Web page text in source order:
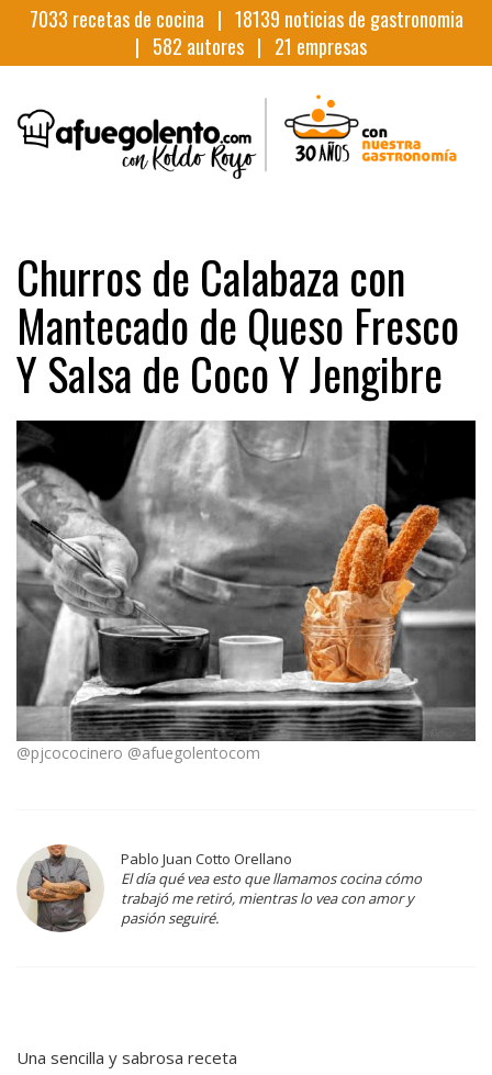
7033 recetas de cocina | 18139 noticias de gastronomia
| 582 autores | 21 empresas
Churros de Calabaza con
Mantecado de Queso Fresco
Y Salsa de Coco Y Jengibre
@pjcococinero @afuegolentocom
Pablo Juan Cotto Orellano
El día qué vea esto que llamamos cocina cómo
trabajó me retiró, mientras lo vea con amor y
pasión seguiré.
Una sencilla y sabrosa receta